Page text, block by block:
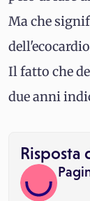
Ma che
Il fatto che
due anni
Risposta